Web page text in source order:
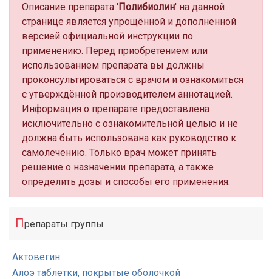
Описание препарата 'Полибиолин' на данной
странице является упрощённой и дополненной
версией официальной инструкции по
применению. Перед приобретением или
использованием препарата вы должны
проконсультироваться с врачом и ознакомиться
с утверждённой производителем аннотацией.
Информация о препарате предоставлена
исключительно с ознакомительной целью и не
должна быть использована как руководство к
самолечению. Только врач может принять
решение о назначении препарата, а также
определить дозы и способы его применения.
Препараты группы
Актовегин
Алоэ таблетки, покрытые оболочкой